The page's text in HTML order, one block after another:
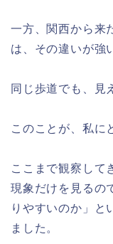
一方、関西から来
は、その違いが強
同じ歩道でも、見
このことが、私に
ここまで観察して
現象だけを見るの
りやすいのか」と
ました。